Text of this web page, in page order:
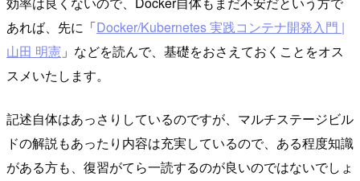
あれば、先に「Docker/Kubernetes 実践コンテナ開発入門 |
山田 明憲 」などを読んで、基礎をおさえておくことをオス
スメいたします。
記述自体はあっさりしているのですが、マルチステージビル
ドの解説もあったり内容は充実しているので、ある程度知識
がある方も、復習がてら一読するのが良いのではないでしょ